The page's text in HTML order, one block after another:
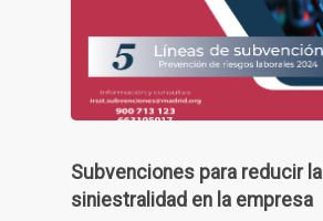
Subvenciones para reducir la
siniestralidad en la empresa